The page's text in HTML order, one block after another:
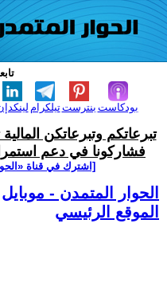
تيلكرامبنترست بودكاست
تبرعاتكم وتبرعاتكن
فشاركونا في دعم
[اشترك في قناة
الحوار المتمدن - موبايل
الموقع الرئيسي